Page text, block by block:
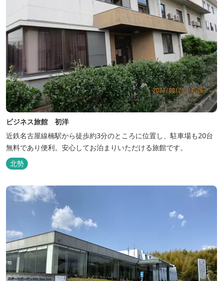
ビジネス旅館 初洋
近鉄名古屋線楠駅から徒歩約3分のところに位置し、駐車場も20台
無料であり便利。安心してお泊まりいただける旅館です。
北勢